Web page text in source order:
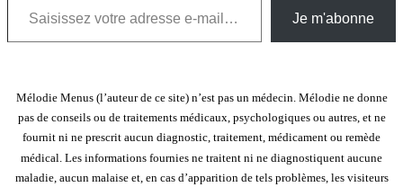
Je m'abonne
Mélodie Menus (l’auteur de ce site) n’est pas un médecin. Mélodie ne donne
pas de conseils ou de traitements médicaux, psychologiques ou autres, et ne
fournit ni ne prescrit aucun diagnostic, traitement, médicament ou remède
médical. Les informations fournies ne traitent ni ne diagnostiquent aucune
maladie, aucun malaise et, en cas d’apparition de tels problèmes, les visiteurs